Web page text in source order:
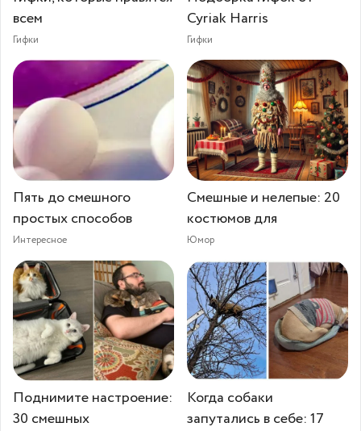
всем
Гифки
Cyriak Harris
Гифки
Пять до смешного
простых способов
Интересное
Смешные и нелепые: 20
костюмов для
Юмор
Поднимите настроение:
30 смешных
Когда собаки
запутались в себе: 17